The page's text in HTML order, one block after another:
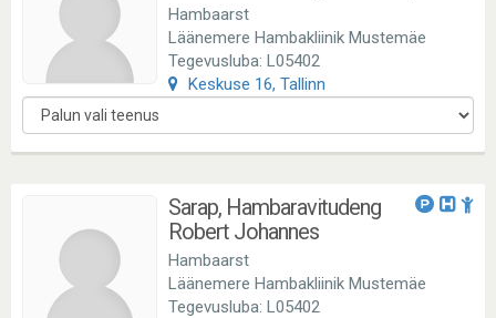
Hambaarst
Läänemere Hambakliinik Mustemäe
Tegevusluba: L05402
Keskuse 16, Tallinn
Sarap, Hambaravitudeng
Robert Johannes
Hambaarst
Läänemere Hambakliinik Mustemäe
Tegevusluba: L05402